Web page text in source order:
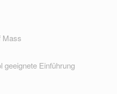
Mass
geeignete Einführung